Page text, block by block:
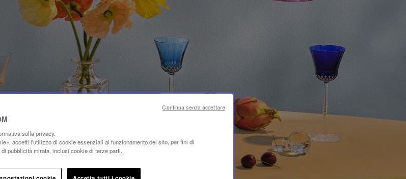
sulla privacy.
accetti l'utilizzo di cookie essenziali al funzionamento del sito, per fini di
pubblicità mirata, inclusi cookie di terze parti.
Continua senza accettare